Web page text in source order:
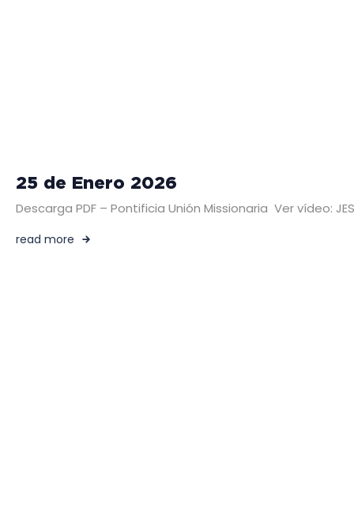
25 de Enero 2026
Descarga PDF – Pontificia Unión Missionaria Ver vídeo:
read more